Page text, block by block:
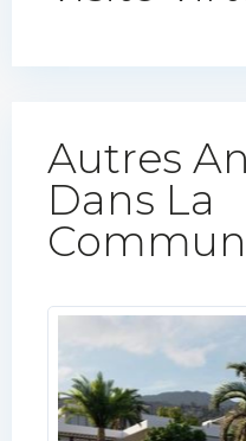
Autres
Dans La